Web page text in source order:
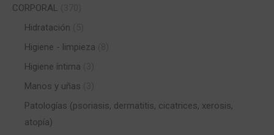
CORPORAL
Hidratación
Higiene - limpieza
Higiene íntima
Manos y uñas
Patologías (psoriasis, dermatitis, cicatrices, xerosis,
atopía)